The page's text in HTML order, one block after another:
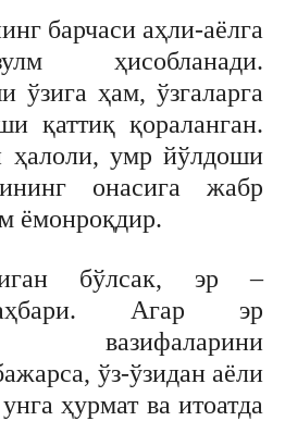
барчаси аҳли-аёлга
ҳисобланади.
ўзига ҳам, ўзгаларга
қаттиқ қораланган.
ҳалоли, умр йўлдоши
онасига жабр
ёмонроқдир.
бўлсак, эр –
Агар эр
вазифаларини
ўз-ўзидан аёли
ҳурмат ва итоатда